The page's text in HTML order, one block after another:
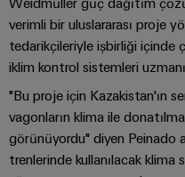
enerji
ağları
için
stabilite
ve
güvenlik
İnşaat
Altyapısı
İnşaat
Endüstriyel
hizmet
easyConnect
Enerji
yönetimi
kaynakları
Elektronik
muhafazalar
Yıldırım
ve
aşırı
webinarlar
Dijital
sipariş
seçenekleri
eShop
Etkinlikler
ve
Fuarlar
Global
Fuarlar
verimli bir uluslararası proje
tedarikçileriyle işbirliği içinde
iklim kontrol sistemleri
"Bu proje için Kazakistan'ın
vagonların klima ile
görünüyordu" diyen Peinado
trenlerinde kullanılacak klima